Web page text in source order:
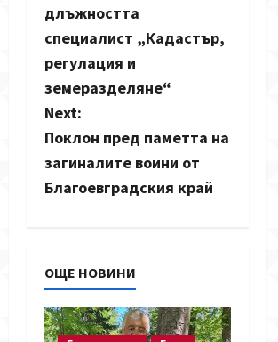
s
t
n
a
v
a
t
длъжността
специалист „Кадастър,
регулация и
земеразделяне“
Next:
Поклон пред паметта на
загиналите воини от
Благоевградския край
ОЩЕ НОВИНИ